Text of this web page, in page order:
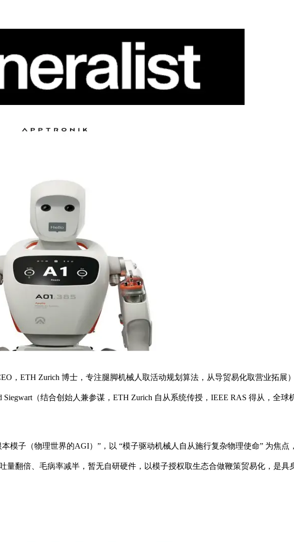
，ETH Zurich 博士，专注腿脚机械人取活动规划算法，从导贸易化取营业拓展）
（结合创始人兼参谋，ETH Zurich 自从系统传授，IEEE RAS 得从，全
子（物理世界的AGI）”，以 “模子驱动机械人自从施行复杂物理使命” 为焦点
量翻倍、毛病率减半，暂无自研硬件，以模子授权取生态合做鞭策贸易化，是具